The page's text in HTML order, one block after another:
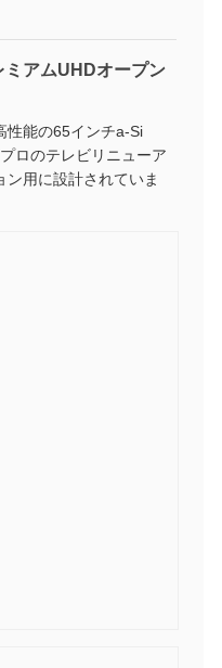
ミアムUHDオープン
性能の65インチa-Si
ロのテレビリニューア
ン用に設計されていま